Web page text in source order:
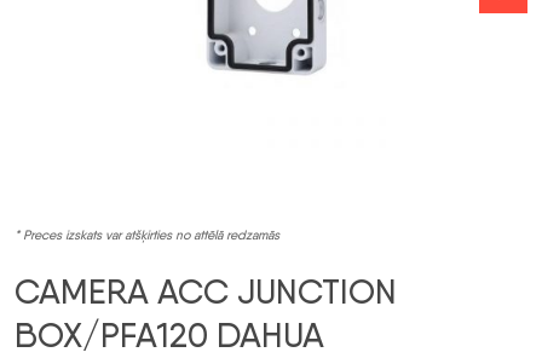
* Preces izskats var atšķirties no attēlā redzamās
CAMERA ACC JUNCTION
BOX/PFA120 DAHUA